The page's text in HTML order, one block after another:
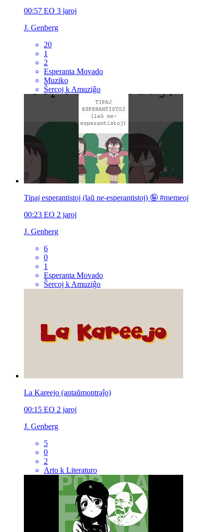
00:57 EO 3 jaroj
J. Genberg
20
1
2
Esperanta Movado
Muziko
Ŝercoj k Amuziĝo
Tipaj esperantistoj (laŭ ne-esperantistoj) 🤪 #memeoj
00:23 EO 2 jaroj
J. Genberg
6
0
1
Esperanta Movado
Ŝercoj k Amuziĝo
La Kareejo (antaŭmontraĵo)
00:15 EO 2 jaroj
J. Genberg
5
0
2
Arto k Literaturo